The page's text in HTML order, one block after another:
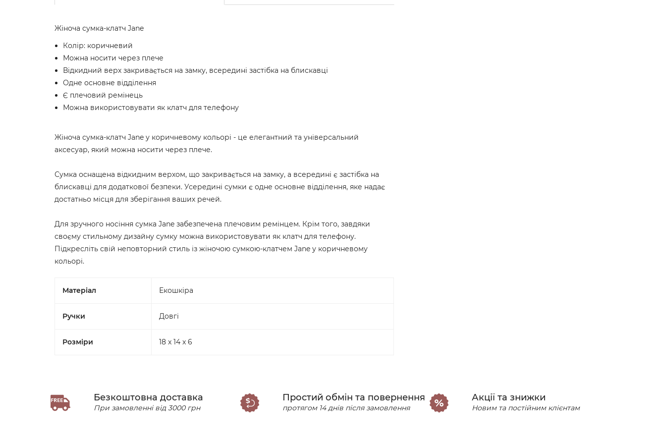
Жіноча сумка-клатч Jane
Колір: коричневий
Можна носити через плече
Відкидний верх закривається на замку, всередині застібка на блискавці
Одне основне відділення
Є плечовий ремінець
Можна використовувати як клатч для телефону
Жіноча сумка-клатч Jane у коричневому кольорі - це елегантний та універсальний
аксесуар, який можна носити через плече.
Сумка оснащена відкидним верхом, що закривається на замку, а всередині є застібка на
блискавці для додаткової безпеки. Усередині сумки є одне основне відділення, яке надає
достатньо місця для зберігання ваших речей.
Для зручного носіння сумка Jane забезпечена плечовим ремінцем. Крім того, завдяки
своєму стильному дизайну сумку можна використовувати як клатч для телефону.
Підкресліть свій неповторний стиль із жіночою сумкою-клатчем Jane у коричневому
кольорі.
Матеріал Екошкіра
Ручки Довгі
Розміри 18 x 14 x 6
Безкоштовна доставка
При замовленні від 3000 грн
Простий обмін та повернення
протягом 14 днів після замовлення
Акції та знижки
Новим та постійним клієнтам